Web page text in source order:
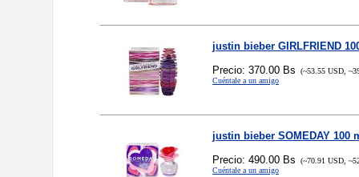
justin bieber GIRLFRIEND
Precio: 370.00 Bs (~53.55 USD,
Cuéntale a un amigo
justin bieber SOMEDAY 100
Precio: 490.00 Bs (~70.91 USD,
Cuéntale a un amigo